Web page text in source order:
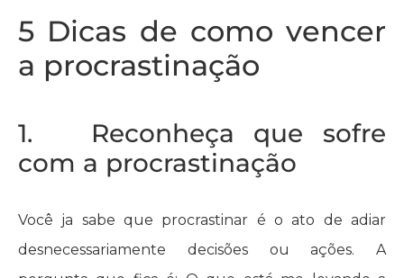
5 Dicas de como vencer
a procrastinação
1. Reconheça que sofre
com a procrastinação
Você ja sabe que procrastinar é o ato de adiar
desnecessariamente decisões ou ações. A